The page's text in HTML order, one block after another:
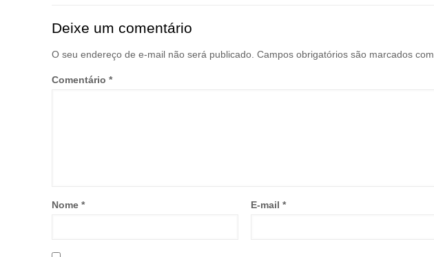
Deixe um comentário
O seu endereço de e-mail não será publicado. Campos obrigatórios são marcados com
Comentário *
Nome * E-mail *